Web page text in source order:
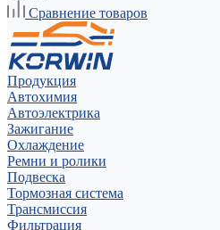
Сравнение товаров
Продукция
Автохимия
Автоэлектрика
Зажигание
Охлаждение
Ремни и ролики
Подвеска
Тормозная система
Трансмиссия
Фильтрация